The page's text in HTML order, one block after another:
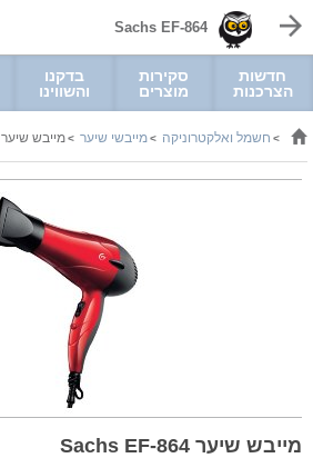
Sachs EF-864
חדשות
הצרכנות
סקירות
מוצרים
בדקנו
והשווינו
> חשמל ואלקטרוניקה >מייבשי שיער >מייבש שיער Sachs EF-864
מייבש שיער Sachs EF-864